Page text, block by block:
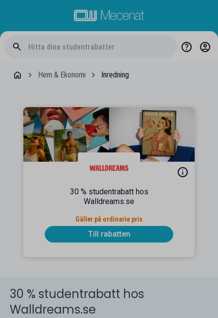
Hem & Ekonomi Inredning
30 % studentrabatt hos
Walldreams.se
Gäller på ordinarie pris
Till rabatten
30 % studentrabatt hos
Walldreams.se